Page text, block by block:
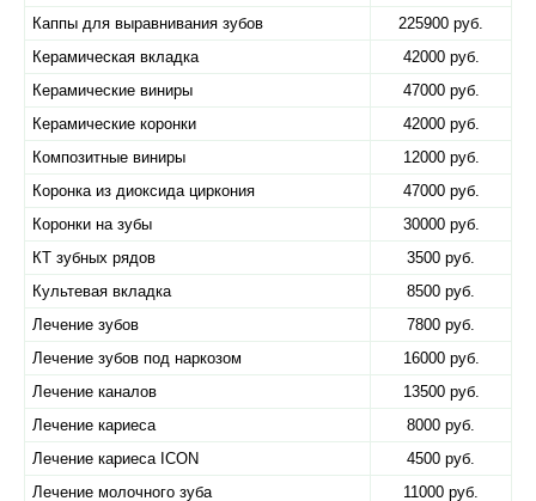
Каппы для выравнивания зубов
225900 руб.
Керамическая вкладка
42000 руб.
Керамические виниры
47000 руб.
Керамические коронки
42000 руб.
Композитные виниры
12000 руб.
Коронка из диоксида циркония
47000 руб.
Коронки на зубы
30000 руб.
КТ зубных рядов
3500 руб.
Культевая вкладка
8500 руб.
Лечение зубов
7800 руб.
Лечение зубов под наркозом
16000 руб.
Лечение каналов
13500 руб.
Лечение кариеса
8000 руб.
Лечение кариеса ICON
4500 руб.
Лечение молочного зуба
11000 руб.